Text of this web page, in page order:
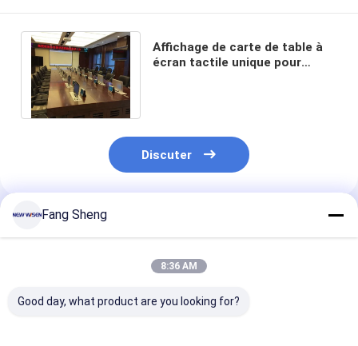
Affichage de carte de table à
écran tactile unique pour
Discuter
Produits Recommandés
Fang Sheng
8:36 AM
Good day, what product are you looking for?